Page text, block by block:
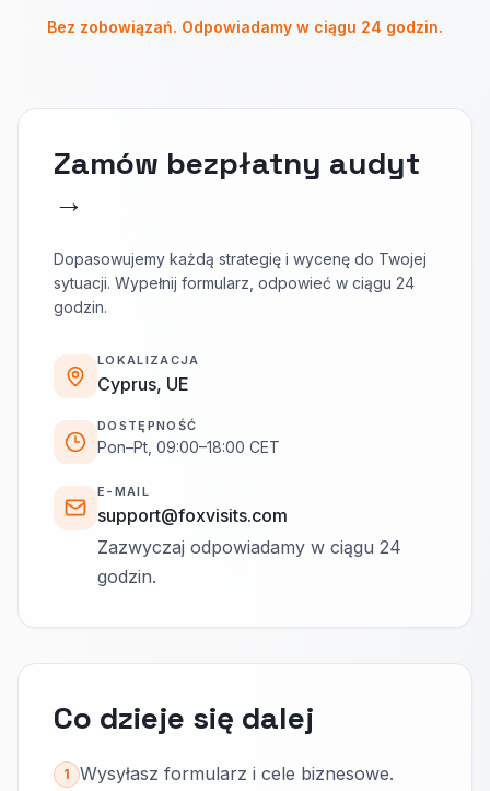
Bez zobowiązań. Odpowiadamy w ciągu 24 godzin.
Zamów bezpłatny audyt
→
Dopasowujemy każdą strategię i wycenę do Twojej
sytuacji. Wypełnij formularz, odpowieć w ciągu 24
godzin.
LOKALIZACJA
Cyprus, UE
DOSTĘPNOŚĆ
Pon–Pt, 09:00–18:00 CET
E-MAIL
support@foxvisits.com
Zazwyczaj odpowiadamy w ciągu 24
godzin.
Co dzieje się dalej
1 Wysyłasz formularz i cele biznesowe.